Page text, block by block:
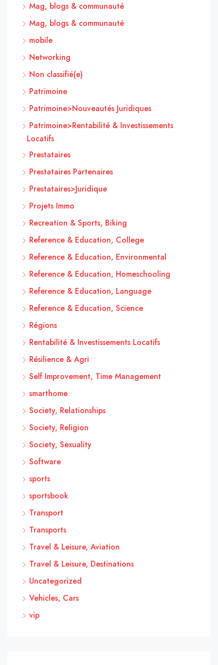
Mag, blogs & communauté
Mag, blogs & communauté
mobile
Networking
Non classifié(e)
Patrimoine
Patrimoine>Nouveautés Juridiques
Patrimoine>Rentabilité & Investissements
Locatifs
Prestataires
Prestataires Partenaires
Prestataires>Juridique
Projets Immo
Recreation & Sports, Biking
Reference & Education, College
Reference & Education, Environmental
Reference & Education, Homeschooling
Reference & Education, Language
Reference & Education, Science
Régions
Rentabilité & Investissements Locatifs
Résilience & Agri
Self Improvement, Time Management
smarthome
Society, Relationships
Society, Religion
Society, Sexuality
Software
sports
sportsbook
Transport
Transports
Travel & Leisure, Aviation
Travel & Leisure, Destinations
Uncategorized
Vehicles, Cars
vip